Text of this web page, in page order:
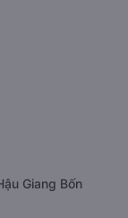
Giang Bốn